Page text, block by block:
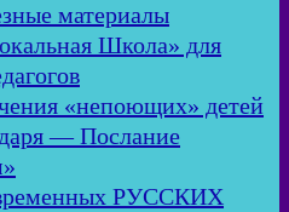
материалы
Школа» для
«непоющих» детей
— Послание
РУССКИХ